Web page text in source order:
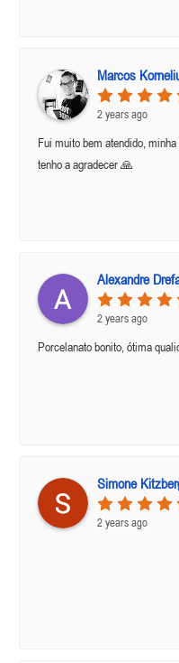
Marcos
2 years ago
Fui muito bem atendido,
tenho a agradecer 🙏
Alexandre
2 years ago
Porcelanato bonito, ótima
Simone
2 years ago